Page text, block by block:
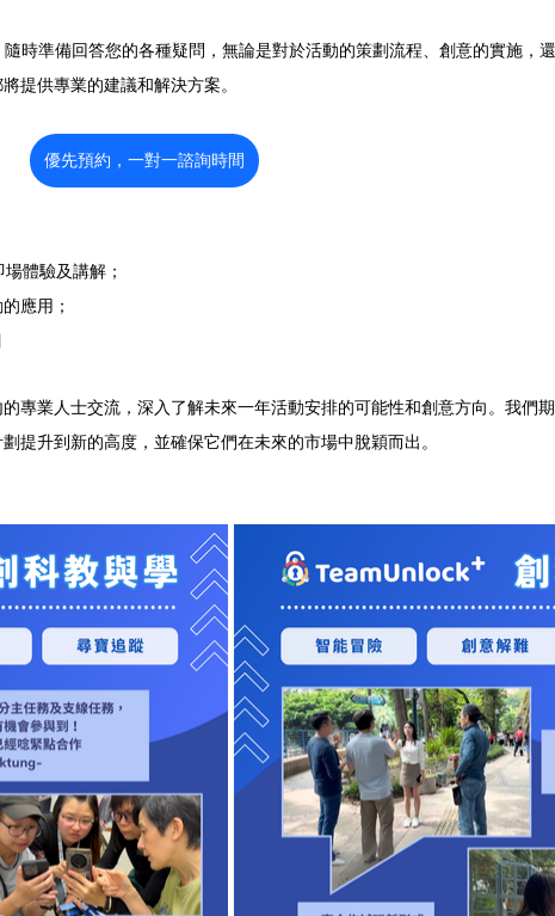
時準備回答您的各種疑問，無論是對於活動的策劃流程、創意的實施，
提供專業的建議和解決方案。
優先預約，一對一諮詢時間
體驗及講解；
應用；
專業人士交流，深入了解未來一年活動安排的可能性和創意方向。我們
提升到新的高度，並確保它們在未來的市場中脫穎而出。